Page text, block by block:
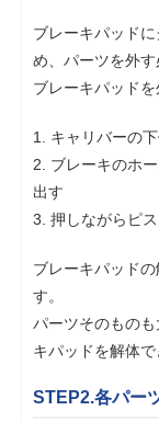
ブレーキパッド
め、パーツを外す
ブレーキパッドを
1. キャリバーの
2. ブレーキのホ
出す
3. 押しながらピ
ブレーキパッド
す。
パーツそのもの
キパッドを解体で
STEP2.各パー